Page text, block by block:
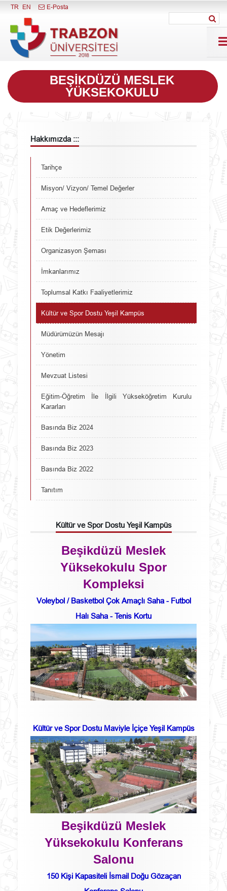
Menüyü Kapat
TR EN E-Posta
BEŞIKDÜZÜ MESLEK
YÜKSEKOKULU
Hakkımızda :::
Tarihçe
Misyon/ Vizyon/ Temel Değerler
Amaç ve Hedeflerimiz
Etik Değerlerimiz
Organizasyon Şeması
İmkanlarımız
Toplumsal Katkı Faaliyetlerimiz
Kültür ve Spor Dostu Yeşil Kampüs
Müdürümüzün Mesajı
Yönetim
Mevzuat Listesi
Eğitim-Öğretim İle İlgili Yükseköğretim Kurulu
Kararları
Basında Biz 2024
Basında Biz 2023
Basında Biz 2022
Tanıtım
Kültür ve Spor Dostu Yeşil Kampüs
Beşikdüzü Meslek
Yüksekokulu Spor
Kompleksi
Voleybol / Basketbol Çok Amaçlı Saha - Futbol
Halı Saha - Tenis Kortu
Kültür ve Spor Dostu Maviyle İçiçe Yeşil Kampüs
Beşikdüzü Meslek
Yüksekokulu Konferans
Salonu
150 Kişi Kapasiteli İsmail Doğu Gözaçan